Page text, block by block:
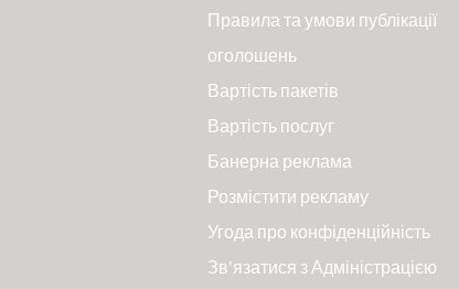
Правила та умови публікації
оголошень
Вартість пакетів
Вартість послуг
Банерна реклама
Розмістити рекламу
Угода про конфіденційність
Зв'язатися з Адміністрацією